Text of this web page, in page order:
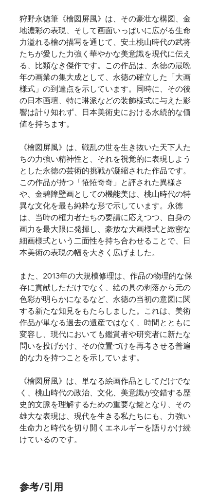
狩野永徳筆《檜図屏風》は、その豪壮な構図、金
地濃彩の表現、そして画面いっぱいに広がる生命
力溢れる檜の描写を通じて、安土桃山時代の武将
たちが愛した力強く華やかな美意識を現代に伝え
る、比類なき傑作です。この作品は、永徳の最晩
年の画業の集大成として、永徳の確立した「大画
様式」の到達点を示しています。同時に、その後
の日本画壇、特に琳派などの装飾様式に与えた影
響は計り知れず、日本美術史における永続的な価
値を持ちます。
《檜図屏風》は、戦乱の世を生き抜いた天下人た
ちの力強い精神性と、それを視覚的に表現しよう
とした永徳の芸術的挑戦が凝縮された作品です。
この作品が持つ「恠恠奇奇」と評された異様さ
や、金碧障壁画としての機能美は、桃山時代の特
異な文化を最も純粋な形で示しています。永徳
は、当時の権力者たちの要請に応えつつ、自身の
画力を最大限に発揮し、豪放な大画様式と緻密な
細画様式という二面性を持ち合わせることで、日
本美術の表現の幅を大きく広げました。
また、2013年の大規模修理は、作品の物理的な保
存に貢献しただけでなく、絵の具の剥落から元の
色彩が明らかになるなど、永徳の当初の意図に関
する新たな知見をもたらしました。これは、美術
作品が単なる過去の遺産ではなく、時間とともに
変容し、現代においても鑑賞者や研究者に新たな
問いを投げかけ、その位置づけを再考させる普遍
的な力を持つことを示しています。
《檜図屏風》は、単なる絵画作品としてだけでな
く、桃山時代の政治、文化、美意識が交錯する歴
史的文脈を理解するための重要な鍵となり、その
雄大な表現は、現代を生きる私たちにも、力強い
生命力と時代を切り開くエネルギーを語りかけ続
けているのです。
参考/引用